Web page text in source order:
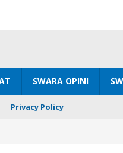
SWARA OPINI
Privacy Policy